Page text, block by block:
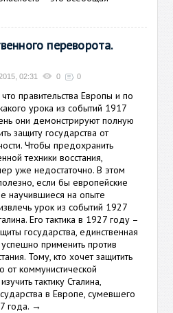
переворота.
02:31 0 0
правительства Европы и по
урока из событий 1917
они демонстрируют полную
защиту государства от
Чтобы предохранить
техники восстания,
уже недостаточно. В этом
если бы европейские
научившиеся на опыте
урок из событий 1927
Его тактика в 1927 году –
государства, единственная
применить против
Тому, кто хочет защитить
от коммунистической
тактику Сталина,
в Европе, сумевшего
года. →